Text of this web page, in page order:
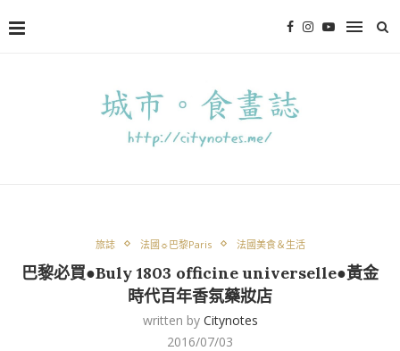
旅誌 法國☼巴黎Paris 法國美食＆生活
巴黎必買●Buly 1803 officine universelle●黃金
時代百年香氛藥妝店
written by Citynotes
2016/07/03